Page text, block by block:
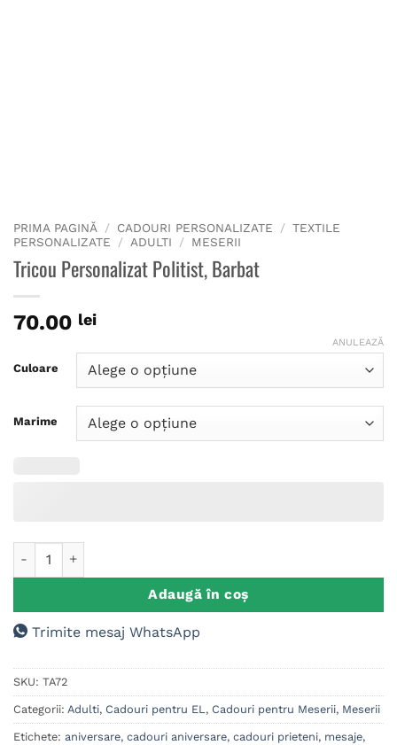
PRIMA PAGINĂ / CADOURI PERSONALIZATE / TEXTILE
PERSONALIZATE
/ ADULTI / MESERII
Tricou Personalizat Politist, Barbat
70.00 lei
Culoare
Marime
ANULEAZĂ
Adaugă în coș
Trimite mesaj WhatsApp
SKU: TA72
Categorii: Adulti, Cadouri pentru EL, Cadouri pentru Meserii, Meserii
Etichete: aniversare, cadouri aniversare, cadouri prieteni, mesaje,